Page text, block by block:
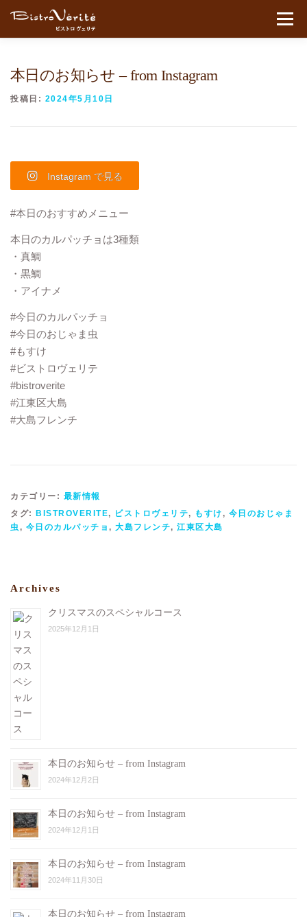
コンテンツへスキップ
メニュ
本日のお知らせ – from Instagram
投稿日: 2024年5月10日
Instagram で見る
#本日のおすすめメニュー
本日のカルパッチョは3種類
・真鯛
・黒鯛
・アイナメ
#今日のカルパッチョ
#今日のおじゃま虫
#もすけ
#ビストロヴェリテ
#bistroverite
#江東区大島
#大島フレンチ
カテゴリー: 最新情報
タグ: BISTROVERITE, ビストロヴェリテ, もすけ , 今日のおじゃま
虫 , 今日のカルパッチョ , 大島フレンチ, 江東区大島
Archives
クリスマスのスペシャルコース
2025年12月1日
本日のお知らせ – from Instagram
2024年12月2日
本日のお知らせ – from Instagram
2024年12月1日
本日のお知らせ – from Instagram
2024年11月30日
本日のお知らせ – from Instagram